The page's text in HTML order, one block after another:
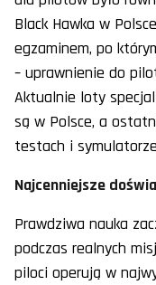
Black Hawka w
egzaminem, po
– uprawnienie do
Aktualnie loty
są w Polsce, a
testach i
Najcenniejsze
Prawdziwa nauka
podczas realnych
piloci operują w